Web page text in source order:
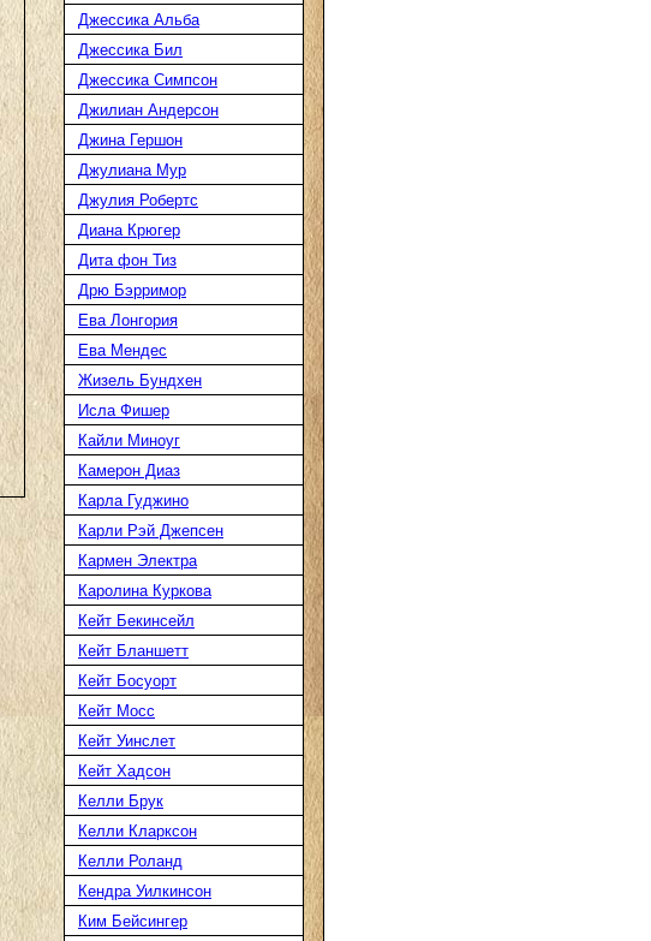
Джессика Альба
Джессика Бил
Джессика Симпсон
Джилиан Андерсон
Джина Гершон
Джулиана Мур
Джулия Робертс
Диана Крюгер
Дита фон Тиз
Дрю Бэрримор
Ева Лонгория
Ева Мендес
Жизель Бундхен
Исла Фишер
Кайли Миноуг
Камерон Диаз
Карла Гуджино
Карли Рэй Джепсен
Кармен Электра
Каролина Куркова
Кейт Бекинсейл
Кейт Бланшетт
Кейт Босуорт
Кейт Мосс
Кейт Уинслет
Кейт Хадсон
Келли Брук
Келли Кларксон
Келли Роланд
Кендра Уилкинсон
Ким Бейсингер